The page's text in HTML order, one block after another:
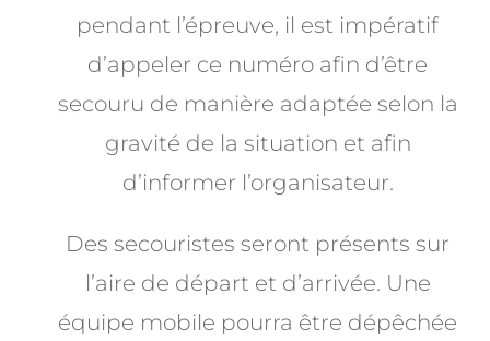
pendant l’épreuve, il est impératif
d’appeler ce numéro afin d’être
secouru de manière adaptée selon la
gravité de la situation et afin
d’informer l’organisateur.
Des secouristes seront présents sur
l’aire de départ et d’arrivée. Une
équipe mobile pourra être dépêchée